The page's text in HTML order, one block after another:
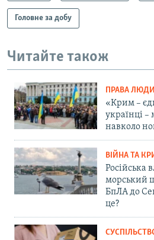
Головне за добу
Читайте також
ПРАВА
«Крим –
українці –
навколо
ВІЙНА ТА
Російська
морський
БпЛА до
це?